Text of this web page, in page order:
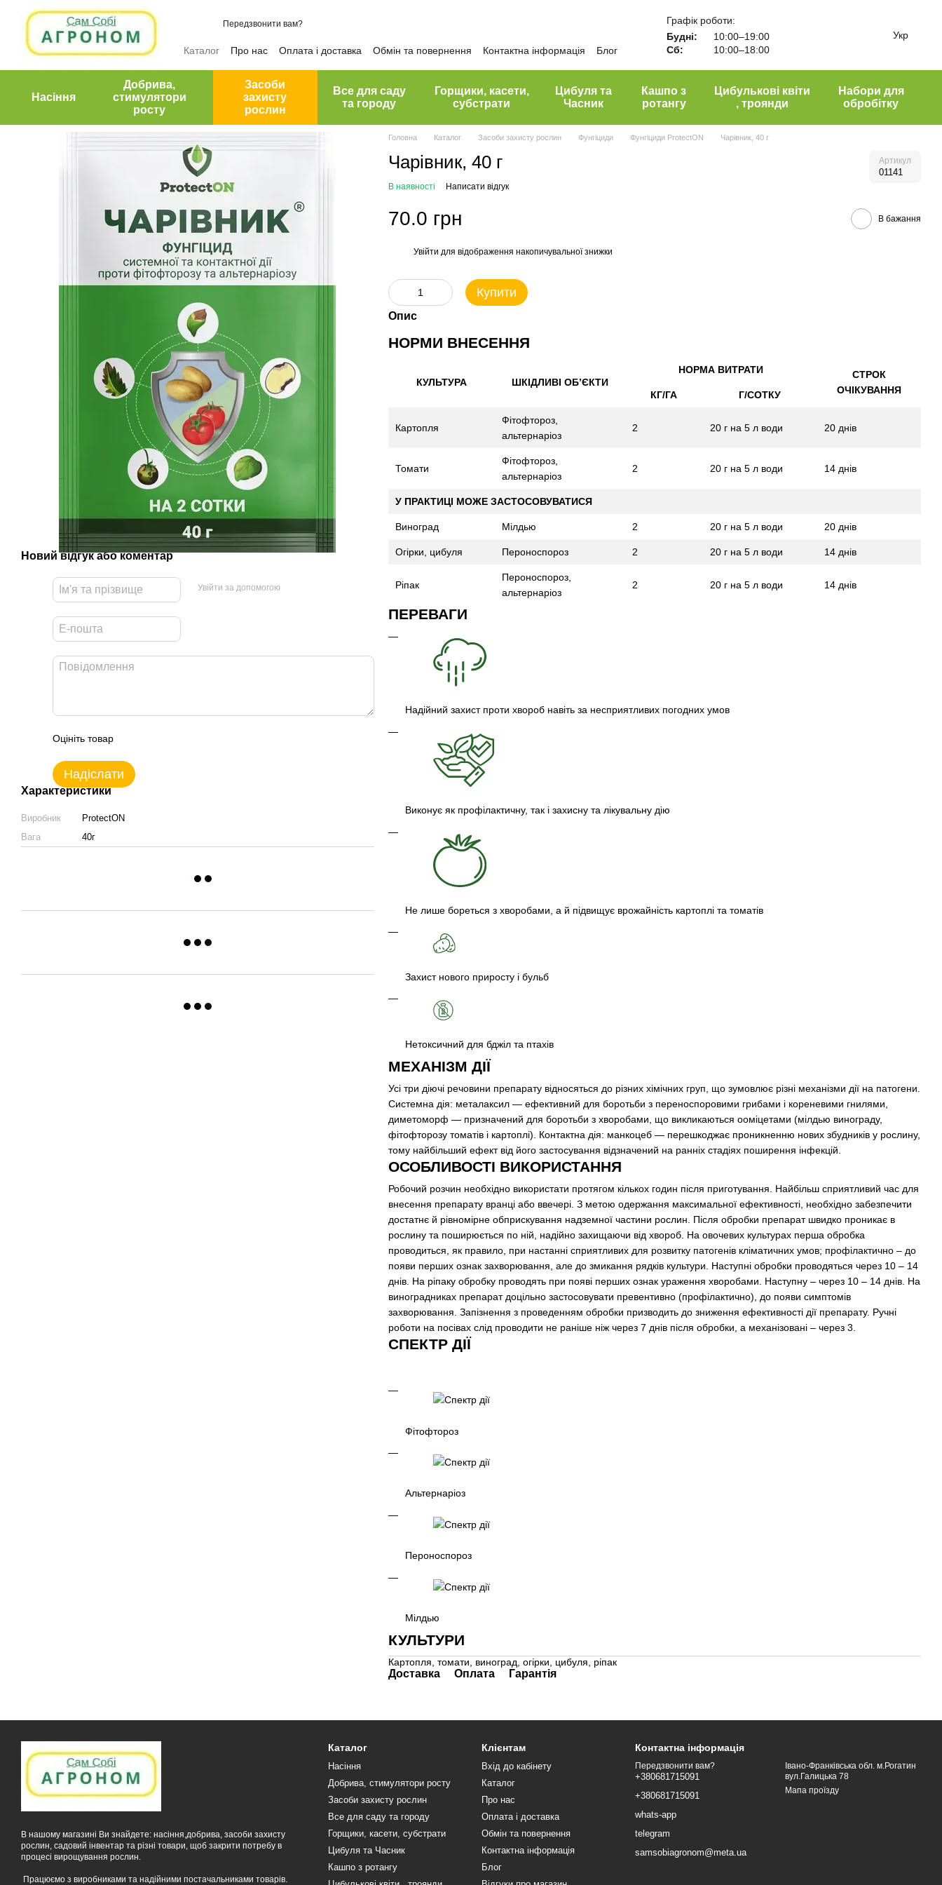
Перейти до основного контенту
Передзвонити вам?
Каталог Про нас Оплата і доставка Обмін та повернення Контактна інформація
Блог
Графік роботи:
Будні:
10:00–19:00
Сб:
10:00–18:00
Укр
Насіння
Добрива,
стимулятори
росту
Засоби
захисту
рослин
Все для саду
та городу
Горщики, касети,
субстрати
Цибуля та
Часник
Кашпо з
ротангу
Цибулькові квіти
, троянди
Набори для
обробітку
Новий відгук або коментар
Увійти за допомогою
Оцініть товар
Надіслати
Характеристики
Виробник
ProtectON
Вага
40г
Головна Каталог Засоби захисту рослин Фунгіциди Фунгіциди ProtectON Чарівник, 40 г
Чарівник, 40 г Артикул
01141
В наявності Написати відгук
70.0 грн В бажання
Увійти для відображення накопичувальної знижки
Купити
Опис
НОРМИ ВНЕСЕННЯ
КУЛЬТУРА ШКІДЛИВІ ОБ’ЄКТИ
НОРМА ВИТРАТИ
СТРОК
ОЧІКУВАННЯ
КГ/ГА Г/СОТКУ
Картопля
Фітофтороз,
альтернаріоз
2 20 г на 5 л води 20 днів
Томати
Фітофтороз,
альтернаріоз
2 20 г на 5 л води 14 днів
У ПРАКТИЦІ МОЖЕ ЗАСТОСОВУВАТИСЯ
Виноград Мілдью 2 20 г на 5 л води 20 днів
Огірки, цибуля Пероноспороз 2 20 г на 5 л води 14 днів
Ріпак
Пероноспороз,
альтернаріоз
2 20 г на 5 л води 14 днів
ПЕРЕВАГИ
Надійний захист проти хвороб навіть за несприятливих погодних умов
Виконує як профілактичну, так і захисну та лікувальну дію
Не лише бореться з хворобами, а й підвищує врожайність картоплі та томатів
Захист нового приросту і бульб
Нетоксичний для бджіл та птахів
МЕХАНІЗМ ДІЇ
Усі три діючі речовини препарату відносяться до різних хімічних груп, що зумовлює різні механізми дії на патогени.
Системна дія: металаксил — ефективний для боротьби з переноспоровими грибами і кореневими гнилями,
диметоморф — призначений для боротьби з хворобами, що викликаються ооміцетами (мілдью винограду,
фітофторозу томатів і картоплі). Контактна дія: манкоцеб — перешкоджає проникненню нових збудників у рослину,
тому найбільший ефект від його застосування відзначений на ранніх стадіях поширення інфекцій.
ОСОБЛИВОСТІ ВИКОРИСТАННЯ
Робочий розчин необхідно використати протягом кількох годин після приготування. Найбільш сприятливий час для
внесення препарату вранці або ввечері. З метою одержання максимальної ефективності, необхідно забезпечити
достатнє й рівномірне обприскування надземної частини рослин. Після обробки препарат швидко проникає в
рослину та поширюється по ній, надійно захищаючи від хвороб. На овочевих культурах перша обробка
проводиться, як правило, при настанні сприятливих для розвитку патогенів кліматичних умов; профілактично – до
появи перших ознак захворювання, але до змикання рядків культури. Наступні обробки проводяться через 10 – 14
днів. На ріпаку обробку проводять при появі перших ознак ураження хворобами. Наступну – через 10 – 14 днів. На
виноградниках препарат доцільно застосовувати превентивно (профілактично), до появи симптомів
захворювання. Запізнення з проведенням обробки призводить до зниження ефективності дії препарату. Ручні
роботи на посівах слід проводити не раніше ніж через 7 днів після обробки, а механізовані – через 3.
СПЕКТР ДІЇ
Фітофтороз
Альтернаріоз
Пероноспороз
Мілдью
КУЛЬТУРИ
Картопля, томати, виноград, огірки, цибуля, ріпак
Доставка Оплата Гарантія
В нашому магазині Ви знайдете: насіння,добрива, засоби захисту
рослин, садовий інвентар та різні товари, щоб закрити потребу в
процесі вирощування рослин.
Працюємо з виробниками та надійними постачальниками товарів.
Каталог
Насіння
Добрива, стимулятори росту
Засоби захисту рослин
Все для саду та городу
Горщики, касети, субстрати
Цибуля та Часник
Кашпо з ротангу
Клієнтам
Вхід до кабінету
Каталог
Про нас
Оплата і доставка
Обмін та повернення
Контактна інформація
Блог
Контактна інформація
Передзвонити вам?
+380681715091
+380681715091
whats-app
telegram
samsobiagronom@meta.ua
Івано-Франківська обл. м.Рогатин
вул.Галицька 78
Мапа проїзду